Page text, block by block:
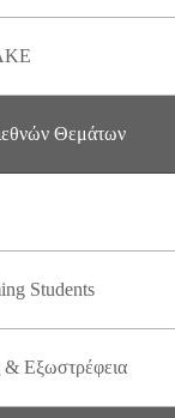
Θεμάτων
Students
& Εξωστρέφεια